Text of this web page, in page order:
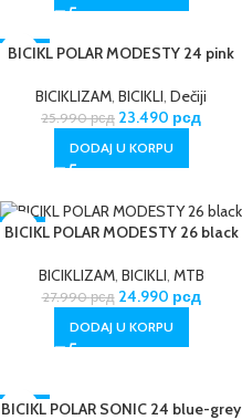
-10%
BICIKL POLAR MODESTY 24 pink
BICIKLIZAM, BICIKLI, Dečiji
25.990рсд 23.490 рсд
DODAJ U KORPU
-11%
BICIKL POLAR MODESTY 26 black
BICIKLIZAM, BICIKLI, MTB
27.990рсд 24.990 рсд
DODAJ U KORPU
-10%
BICIKL POLAR SONIC 24 blue-grey